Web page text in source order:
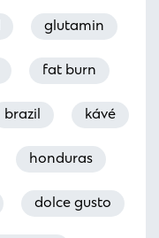
glutamin
fat burn
brazil kávé
honduras
dolce gusto